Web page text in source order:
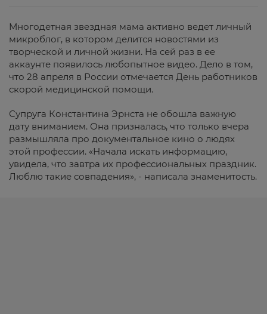
Многодетная звездная мама активно ведет личный
микроблог, в котором делится новостями из
творческой и личной жизни. На сей раз в ее
аккаунте появилось любопытное видео. Дело в том,
что 28 апреля в России отмечается День работников
скорой медицинской помощи.
Супруга Константина Эрнста не обошла важную
дату вниманием. Она призналась, что только вчера
размышляла про документальное кино о людях
этой профессии. «Начала искать информацию,
увидела, что завтра их профессиональных праздник.
Люблю такие совпадения», - написала знаменитость.